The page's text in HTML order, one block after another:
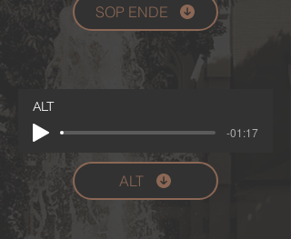
SOP ENDE
ALT
-01:17
ALT